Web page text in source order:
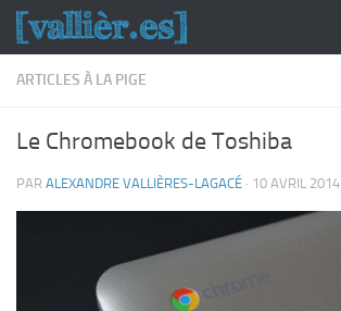
Skip to content
ARTICLES À LA PIGE
Le Chromebook de Toshiba
PAR ALEXANDRE VALLIÈRES-LAGACÉ · 10 AVRIL 2014